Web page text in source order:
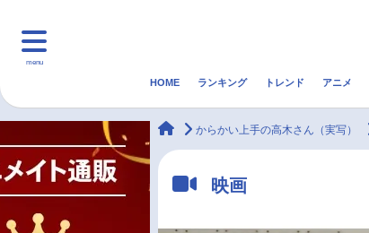
menu
マンガ・ラノベ ゲーム・アプリ
HOME ランキング トレンド アニメ
animateTimes
からかい上手の高木さん（実写）
映画